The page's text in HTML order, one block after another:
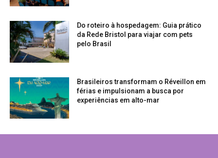
Do roteiro à hospedagem: Guia prático
da Rede Bristol para viajar com pets
pelo Brasil
Brasileiros transformam o Réveillon em
férias e impulsionam a busca por
experiências em alto-mar